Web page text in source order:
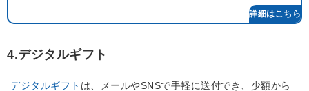
4.デジタルギフト
デジタルギフト は、メールやSNSで手軽に送付でき、少額から